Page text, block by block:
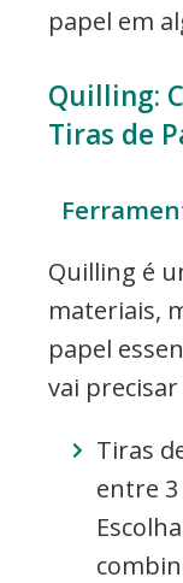
papel em
Quilling:
Tiras de
Quilling é
materiais,
papel
vai
Tiras
entre